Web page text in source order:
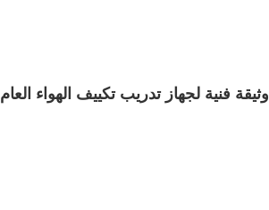
البند 5 DL-ZLAC05 وثيقة فنية لجهاز تدريب تكييف الهواء العام